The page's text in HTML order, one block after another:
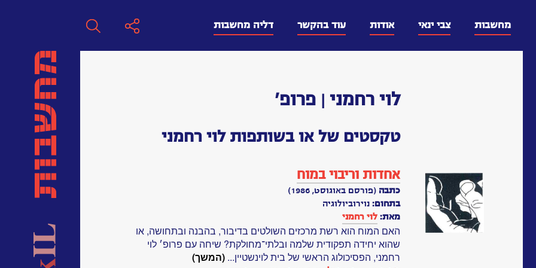
מחשבות צבי ינאי אודות עוד בהקשר דליה מחשבות
לוי רחמני | פרופ'
טקסטים של או בשותפות לוי רחמני
אחדות וריבוי במוח
כתבה (פורסם באוגוסט, 1986)
בתחום: נוירוביולוגיה
מאת: לוי רחמני
האם המוח הוא רשת מרכזים השולטים בדיבור, בהבנה ובתחושה, או
שהוא יחידה תפקודית שלמה ובלתי־מחולקת? שיחה עם פרופ׳ לוי
רחמני, הפסיכולוג הראשי של בית לוינשטיין... (המשך)